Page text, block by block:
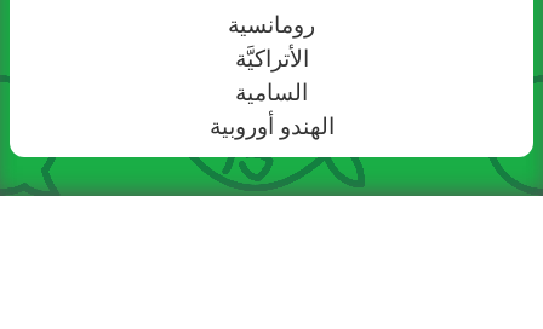
رومانسية
الأتراكيَّة
السامية
الهندو أوروبية